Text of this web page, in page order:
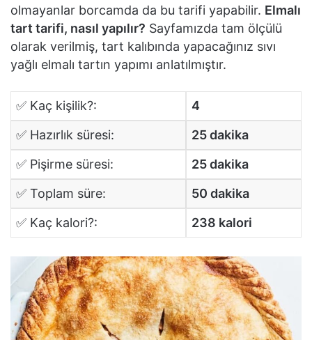
olmayanlar borcamda da bu tarifi yapabilir. Elmalı
tart tarifi, nasıl yapılır? Sayfamızda tam ölçülü
olarak verilmiş, tart kalıbında yapacağınız sıvı
yağlı elmalı tartın yapımı anlatılmıştır.
✅ Kaç kişilik?:
4
✅ Hazırlık süresi:
25 dakika
✅ Pişirme süresi:
25 dakika
✅ Toplam süre:
50 dakika
✅ Kaç kalori?:
238 kalori